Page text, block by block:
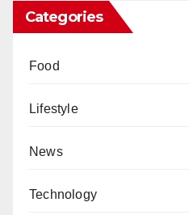
Categories
Food
Lifestyle
News
Technology